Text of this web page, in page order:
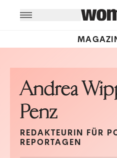
Andrea
Penz
REDAKTEURIN FÜR
REPORTAGEN